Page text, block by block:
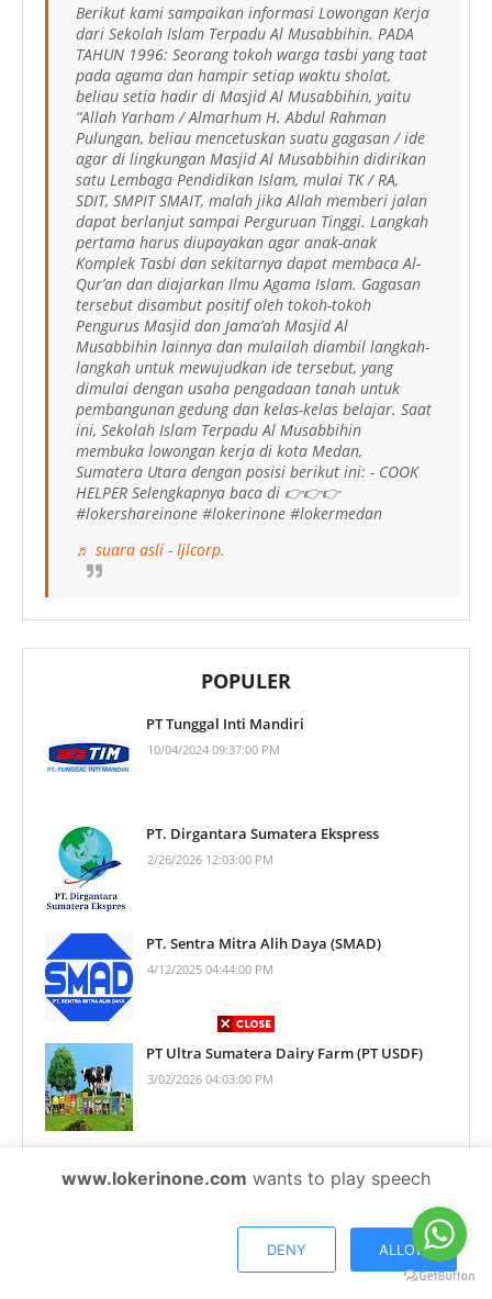
Berikut kami sampaikan informasi Lowongan Kerja
dari Sekolah Islam Terpadu Al Musabbihin. PADA
TAHUN 1996: Seorang tokoh warga tasbi yang taat
pada agama dan hampir setiap waktu sholat,
beliau setia hadir di Masjid Al Musabbihin, yaitu
“Allah Yarham / Almarhum H. Abdul Rahman
Pulungan, beliau mencetuskan suatu gagasan / ide
agar di lingkungan Masjid Al Musabbihin didirikan
satu Lembaga Pendidikan Islam, mulai TK / RA,
SDIT, SMPIT SMAIT, malah jika Allah memberi jalan
dapat berlanjut sampai Perguruan Tinggi. Langkah
pertama harus diupayakan agar anak-anak
Komplek Tasbi dan sekitarnya dapat membaca Al-
Qur’an dan diajarkan Ilmu Agama Islam. Gagasan
tersebut disambut positif oleh tokoh-tokoh
Pengurus Masjid dan Jama’ah Masjid Al
Musabbihin lainnya dan mulailah diambil langkah-
langkah untuk mewujudkan ide tersebut, yang
dimulai dengan usaha pengadaan tanah untuk
pembangunan gedung dan kelas-kelas belajar. Saat
ini, Sekolah Islam Terpadu Al Musabbihin
membuka lowongan kerja di kota Medan,
Sumatera Utara dengan posisi berikut ini: - COOK
HELPER Selengkapnya baca di 👉👉👉
#lokershareinone #lokerinone #lokermedan
♬ suara asli - ljlcorp.
POPULER
PT Tunggal Inti Mandiri
10/04/2024 09:37:00 PM
PT. Dirgantara Sumatera Ekspress
2/26/2026 12:03:00 PM
PT. Sentra Mitra Alih Daya (SMAD)
4/12/2025 04:44:00 PM
PT Ultra Sumatera Dairy Farm (PT USDF)
3/02/2026 04:03:00 PM
di PT Artindo Mega Steel Medan
Informasi Lowongan Kerja Update APRIL
www.lokerinone.com wants to play speech
DENY ALLOW